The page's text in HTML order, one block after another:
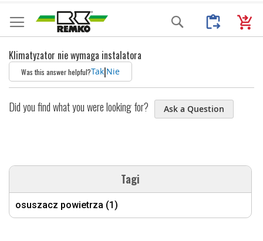
Przejdź
do
treści
Mój
Moje
Search
Klimatyzator nie wymaga instalatora
Was this answer helpful?Tak|Nie
Did you find what you were looking for? Ask a Question
Tagi
osuszacz powietrza (1)